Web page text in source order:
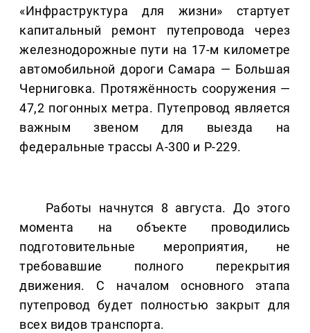
«Инфраструктура для жизни» стартует
капитальный ремонт путепровода через
железнодорожные пути на 17-м километре
автомобильной дороги Самара — Большая
Черниговка. Протяжённость сооружения —
47,2 погонных метра. Путепровод является
важным звеном для выезда на
федеральные трассы А-300 и Р-229.
Работы начнутся 8 августа. До этого
момента на объекте проводились
подготовительные мероприятия, не
требовавшие полного перекрытия
движения. С началом основного этапа
путепровод будет полностью закрыт для
всех видов транспорта.